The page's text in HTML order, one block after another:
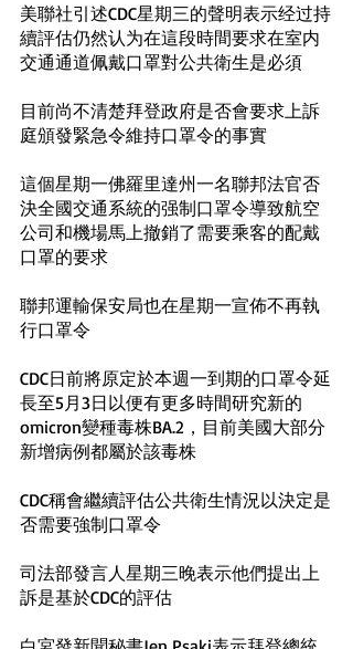
美聯社引述CDC星期三的聲明表示经过持
續評估仍然认为在這段時間要求在室内
交通通道佩戴口罩對公共衛生是必須
目前尚不清楚拜登政府是否會要求上訴
庭頒發緊急令維持口罩令的事實
這個星期一佛羅里達州一名聯邦法官否
決全國交通系統的强制口罩令導致航空
公司和機場馬上撤銷了需要乘客的配戴
口罩的要求
聯邦運輸保安局也在星期一宣佈不再執
行口罩令
CDC日前將原定於本週一到期的口罩令延
長至5月3日以便有更多時間研究新的
omicron變種毒株BA.2，目前美國大部分
新增病例都屬於該毒株
CDC稱會繼續評估公共衛生情況以決定是
否需要強制口罩令
司法部發言人星期三晚表示他們提出上
訴是基於CDC的評估